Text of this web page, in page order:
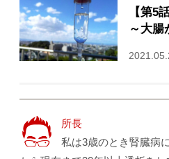
【第5
～大
所長
私は3歳のとき腎臓病